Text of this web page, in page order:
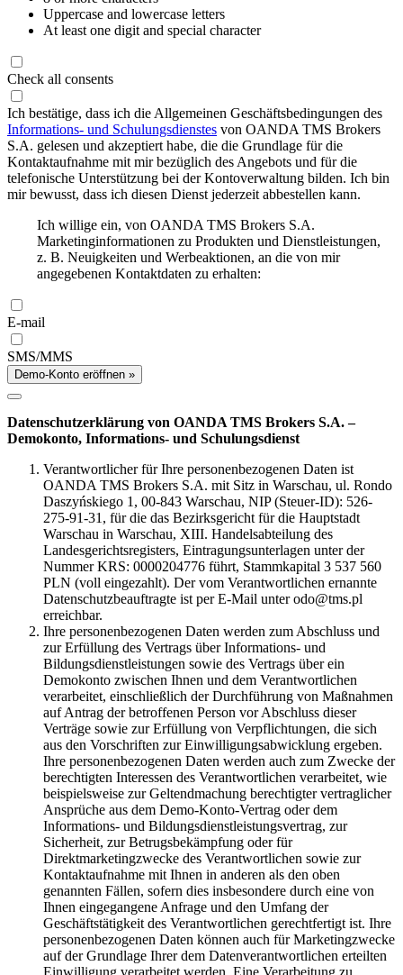
Uppercase and lowercase letters
At least one digit and special character
Check all consents
Ich bestätige, dass ich die Allgemeinen Geschäftsbedingungen des
Informations- und Schulungsdienstes von OANDA TMS Brokers
S.A. gelesen und akzeptiert habe, die die Grundlage für die
Kontaktaufnahme mit mir bezüglich des Angebots und für die
telefonische Unterstützung bei der Kontoverwaltung bilden. Ich bin
mir bewusst, dass ich diesen Dienst jederzeit abbestellen kann.
Ich willige ein, von OANDA TMS Brokers S.A.
Marketinginformationen zu Produkten und Dienstleistungen,
z. B. Neuigkeiten und Werbeaktionen, an die von mir
angegebenen Kontaktdaten zu erhalten:
E-mail
SMS/MMS
Demo-Konto eröffnen »
Datenschutzerklärung von OANDA TMS Brokers S.A. –
Demokonto, Informations- und Schulungsdienst
Verantwortlicher für Ihre personenbezogenen Daten ist
OANDA TMS Brokers S.A. mit Sitz in Warschau, ul. Rondo
Daszyńskiego 1, 00-843 Warschau, NIP (Steuer-ID): 526-
275-91-31, für die das Bezirksgericht für die Hauptstadt
Warschau in Warschau, XIII. Handelsabteilung des
Landesgerichtsregisters, Eintragungsunterlagen unter der
Nummer KRS: 0000204776 führt, Stammkapital 3 537 560
PLN (voll eingezahlt). Der vom Verantwortlichen ernannte
Datenschutzbeauftragte ist per E-Mail unter odo@tms.pl
erreichbar.
Ihre personenbezogenen Daten werden zum Abschluss und
zur Erfüllung des Vertrags über Informations- und
Bildungsdienstleistungen sowie des Vertrags über ein
Demokonto zwischen Ihnen und dem Verantwortlichen
verarbeitet, einschließlich der Durchführung von Maßnahmen
auf Antrag der betroffenen Person vor Abschluss dieser
Verträge sowie zur Erfüllung von Verpflichtungen, die sich
aus den Vorschriften zur Einwilligungsabwicklung ergeben.
Ihre personenbezogenen Daten werden auch zum Zwecke der
berechtigten Interessen des Verantwortlichen verarbeitet, wie
beispielsweise zur Geltendmachung berechtigter vertraglicher
Ansprüche aus dem Demo-Konto-Vertrag oder dem
Informations- und Bildungsdienstleistungsvertrag, zur
Sicherheit, zur Betrugsbekämpfung oder für
Direktmarketingzwecke des Verantwortlichen sowie zur
Kontaktaufnahme mit Ihnen in anderen als den oben
genannten Fällen, sofern dies insbesondere durch eine von
Ihnen eingegangene Anfrage und den Umfang der
Geschäftstätigkeit des Verantwortlichen gerechtfertigt ist. Ihre
personenbezogenen Daten können auch für Marketingzwecke
auf der Grundlage Ihrer dem Datenverantwortlichen erteilten
Einwilligung verarbeitet werden. Eine Verarbeitung zu